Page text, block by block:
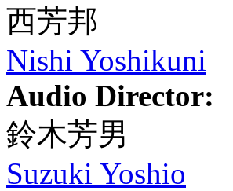
西芳邦
Nishi Yoshikuni
Audio Director:
鈴木芳男
Suzuki Yoshio